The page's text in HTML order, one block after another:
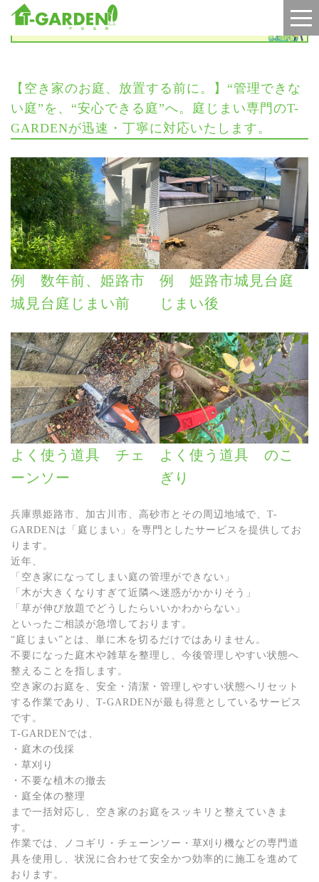
お知らせ
【空き家のお庭、放置する前に。】“管理できな
い庭”を、“安心できる庭”へ。庭じまい専門のT-
GARDENが迅速・丁寧に対応いたします。
例 数年前、姫路市
城見台庭じまい前
例 姫路市城見台庭
じまい後
よく使う道具 チェ
ーンソー
よく使う道具 のこ
ぎり
兵庫県姫路市、加古川市、高砂市とその周辺地域で、T-
GARDENは「庭じまい」を専門としたサービスを提供してお
ります。
近年、
「空き家になってしまい庭の管理ができない」
「木が大きくなりすぎて近隣へ迷惑がかかりそう」
「草が伸び放題でどうしたらいいかわからない」
といったご相談が急増しております。
“庭じまい”とは、単に木を切るだけではありません。
不要になった庭木や雑草を整理し、今後管理しやすい状態へ
整えることを指します。
空き家のお庭を、安全・清潔・管理しやすい状態へリセット
する作業であり、T-GARDENが最も得意としているサービス
です。
T-GARDENでは、
・庭木の伐採
・草刈り
・不要な植木の撤去
・庭全体の整理
まで一括対応し、空き家のお庭をスッキリと整えていきま
す。
作業では、ノコギリ・チェーンソー・草刈り機などの専門道
具を使用し、状況に合わせて安全かつ効率的に施工を進めて
おります。